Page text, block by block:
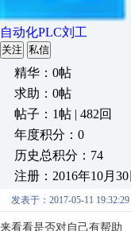
自动化PLC刘工
关注 私信
精华：0帖
求助：0帖
帖子：1帖 | 482回
年度积分：0
历史总积分：74
注册：2016年10月30
发表于：2017-05-11 19:32:29
来看看是否对自己有帮助